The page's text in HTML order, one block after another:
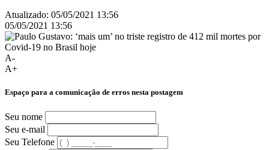
Atualizado: 05/05/2021 13:56
05/05/2021 13:56
A-
A+
Espaço para a comunicação de erros nesta postagem
Seu nome
Seu e-mail
Seu Telefone